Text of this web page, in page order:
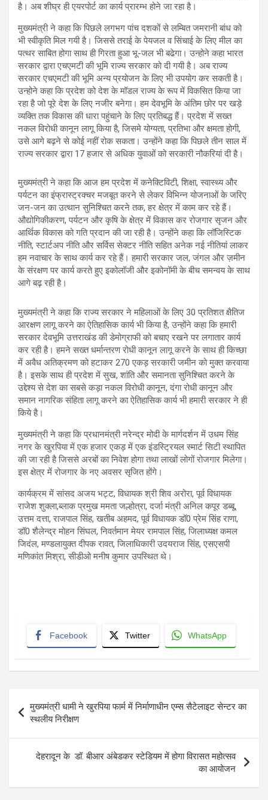
है। अब शीघ्र ही एयरपोर्ट का कार्य प्रारम्भ होने जा रहा है।
मुख्यमंत्री ने कहा कि पिछले लगभग पांच दशकों से लम्बित जमरानी बांध को
भी स्वीकृति मिल गयी है। जिससे तराई के पेयजल व सिंचाई के लिए मील का
पत्थर साबित होगा साथ ही गिरता हुआ भू-जल भी बढेगा। उन्होने कहा भारत
सरकार द्वारा एचएमटी की भूमि राज्य सरकार को दी गयी है। अब राज्य
सरकार एचएमटी की भूमि अन्य प्रयोजन के लिए भी उपयोग कर सकती है।
उन्होने कहा कि प्रदेश को देश के मॉडल राज्य के रूप में विकसित किया जा
रहा है जो पूरे देश के लिए नजीर बनेगा। हम देवभूमि के अंतिम छोर पर खड़े
व्यक्ति तक विकास की धारा पहुंचाने के लिए प्रतिबद्ध हैं। प्रदेश में सख्त
नकल विरोधी कानून लागू किया है, जिसमे योग्यता, प्रतिभा और क्षमता होगी,
उसे आगे बढ़ने से कोई नहीं रोक सकता। उन्होंने कहा कि पिछले तीन साल में
राज्य सरकार द्वारा 17 हजार से अधिक युवाओं को सरकारी नौकरियां दी है।
मुख्यमंत्री ने कहा कि आज हम प्रदेश में कनेक्टिविटी, शिक्षा, स्वास्थ्य और
पर्यटन का इंफ्रास्ट्रक्चर मजबूत करने से लेकर विभिन्न योजनाओं के जरिए
जन-जन का उत्थान सुनिश्चित करने तक, हर क्षेत्र में काम कर रहे हैं।
औद्योगिकीकरण, पर्यटन और कृषि के क्षेत्र में विकास कर रोजगार सृजन और
आर्थिक विकास को गति प्रदान की जा रही है। उन्होंने कहा कि लॉजिस्टिक
नीति, स्टार्टअप नीति और सर्विस सेक्टर नीति सहित अनेक नई नीतियां लाकर
हम नवाचार के साथ कार्य कर रहे हैं। हमारी सरकार जल, जंगल और ज़मीन
के संरक्षण पर कार्य करते हुए इकोलॉजी और इकोनॉमी के बीच समन्वय के साथ
आगे बढ़ रही है।
मुख्यमंत्री ने कहा कि राज्य सरकार ने महिलाओं के लिए 30 प्रतिशत क्षैतिज
आरक्षण लागू करने का ऐतिहासिक कार्य भी किया है, उन्होंने कहा कि हमारी
सरकार देवभूमि उत्तराखंड की डेमोग्राफी को बचाए रखने पर लगातार कार्य
कर रही है। हमने सख्त धर्मान्तरण रोधी कानून लागू करने के साथ ही किच्छा
में अवैध अतिक्रमण को हटाकर 270 एकड़ सरकारी जमीन को मुक्त करवाया
है। इसके साथ ही प्रदेश में सुख, शांति और समानता सुनिश्चित करने के
उद्देश्य से देश का सबसे कड़ा नकल विरोधी कानून, दंगा रोधी कानून और
समान नागरिक संहिता लागू करने का ऐतिहासिक कार्य भी हमारी सरकार ने ही
किये है।
मुख्यमंत्री ने कहा कि प्रधानमंत्री नरेन्द्र मोदी के मार्गदर्शन में उधम सिंह
नगर के खुरपिया में एक हजार एकड़ में एक इंडस्ट्रियल स्मार्ट सिटी स्थापित
की जा रही है जिससे अरबों का निवेश होगा तथा लाखों लोगों रोजगार मिलेगा।
इस क्षेत्र में रोजगार के नए अवसर सृजित होंगे।
कार्यक्रम में सांसद अजय भट्ट, विधायक श्री शिव अरोरा, पूर्व विधायक
राजेश शुक्ला,ब्लाक प्रमुख ममता जल्होत्रा, दर्जा मंत्री अनिल कपूर डब्बू,
उत्तम दत्ता, राजपाल सिंह, खतीब अहमद, पूर्व विधायक डॉ0 प्रेम सिंह राणा,
डॉ0 शैलेन्द्र मोहन सिंघल, निवर्तमान मेयर रामपाल सिंह, जिलाध्यक्ष कमल
जिदंल, मण्डलायुक्त दीपक रावत, जिलाधिकारी उदयराज सिंह, एसएसपी
मणिकांत मिश्रा, सीडीओ मनीष कुमार उपस्थित थे।
Facebook Twitter WhatsApp
navigation
मुख्यमंत्री धामी ने खुरपिया फार्म में निर्माणाधीन एम्स सैटेलाइट सेन्टर का
स्थलीय निरीक्षण
देहरादून के डॉ. बीआर अंबेडकर स्टेडियम में होगा विरासत महोत्सव
का आयोजन